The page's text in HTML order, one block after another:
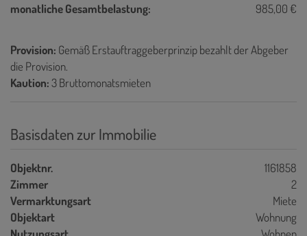
monatliche Gesamtbelastung:
985,00 €
Provision: Gemäß Erstauftraggeberprinzip bezahlt der Abgeber
die Provision.
Kaution:3 Bruttomonatsmieten
Basisdaten zur Immobilie
Objektnr.
1161858
Zimmer
2
Vermarktungsart
Miete
Objektart
Wohnung